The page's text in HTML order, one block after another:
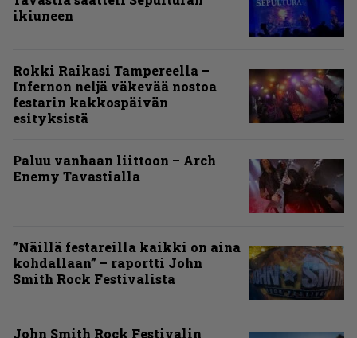
ikiuneen
Rokki Raikasi Tampereella –
Infernon neljä väkevää nostoa
festarin kakkospäivän
esityksistä
Paluu vanhaan liittoon – Arch
Enemy Tavastialla
”Näillä festareilla kaikki on aina
kohdallaan” – raportti John
Smith Rock Festivalista
John Smith Rock Festivalin